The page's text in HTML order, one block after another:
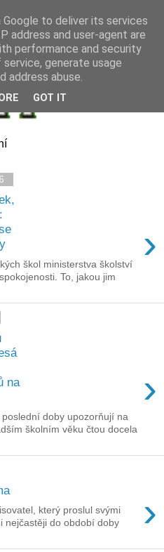
›
škol ministerstva školství
To, jakou jim
na
›
doby upozorňují na
školním věku čtou docela
›
který proslul svými
nejčastěji do období doby
to deliver its services
address and user-agent are
performance and security
generate usage
address abuse.
GOT IT